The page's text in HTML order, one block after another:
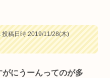
投稿日時:2019/11/28(木)
にうーんってのが多